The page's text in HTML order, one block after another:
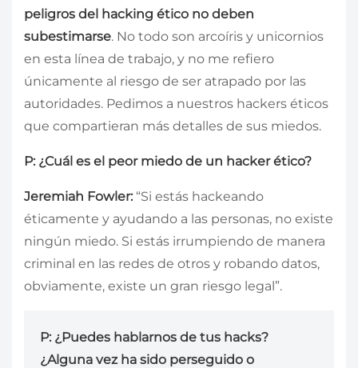
peligros del hacking ético no deben
subestimarse. No todo son arcoíris y unicornios
en esta línea de trabajo, y no me refiero
únicamente al riesgo de ser atrapado por las
autoridades. Pedimos a nuestros hackers éticos
que compartieran más detalles de sus miedos.
P: ¿Cuál es el peor miedo de un hacker ético?
Jeremiah Fowler: “Si estás hackeando
éticamente y ayudando a las personas, no existe
ningún miedo. Si estás irrumpiendo de manera
criminal en las redes de otros y robando datos,
obviamente, existe un gran riesgo legal”.
P: ¿Puedes hablarnos de tus hacks?
¿Alguna vez ha sido perseguido o